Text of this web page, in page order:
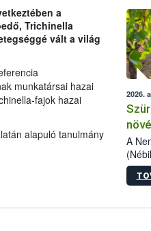
a
Trichinella
vált a világ
munkatársai hazai
fajok hazai
alapuló tanulmány
2026.
A